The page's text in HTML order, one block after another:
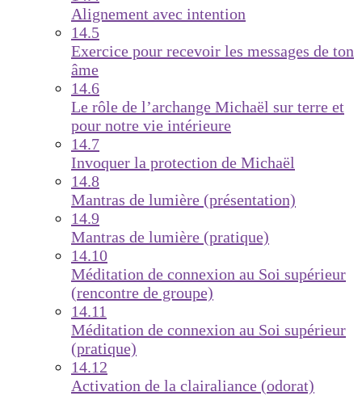
Alignement avec intention
14.5
Exercice pour recevoir les messages de ton
âme
14.6
Le rôle de l’archange Michaël sur terre et
pour notre vie intérieure
14.7
Invoquer la protection de Michaël
14.8
Mantras de lumière (présentation)
14.9
Mantras de lumière (pratique)
14.10
Méditation de connexion au Soi supérieur
(rencontre de groupe)
14.11
Méditation de connexion au Soi supérieur
(pratique)
14.12
Activation de la clairaliance (odorat)